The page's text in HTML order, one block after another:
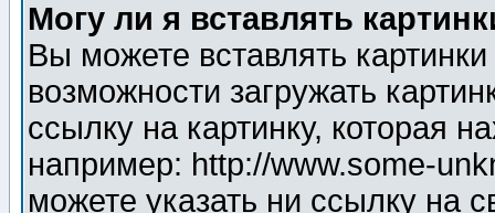
Могу ли я вставлять
Вы можете вставлять
возможности загружать
ссылку на картинку, которая
например: http://www.some-
можете указать ни ссылку на